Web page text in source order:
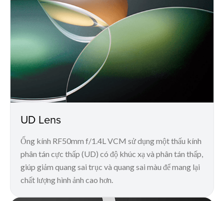
UD Lens
Ống kính RF50mm f/1.4L VCM sử dụng một thấu kính
phân tán cực thấp (UD) có độ khúc xạ và phân tán thấp,
giúp giảm quang sai trục và quang sai màu để mang lại
chất lượng hình ảnh cao hơn.